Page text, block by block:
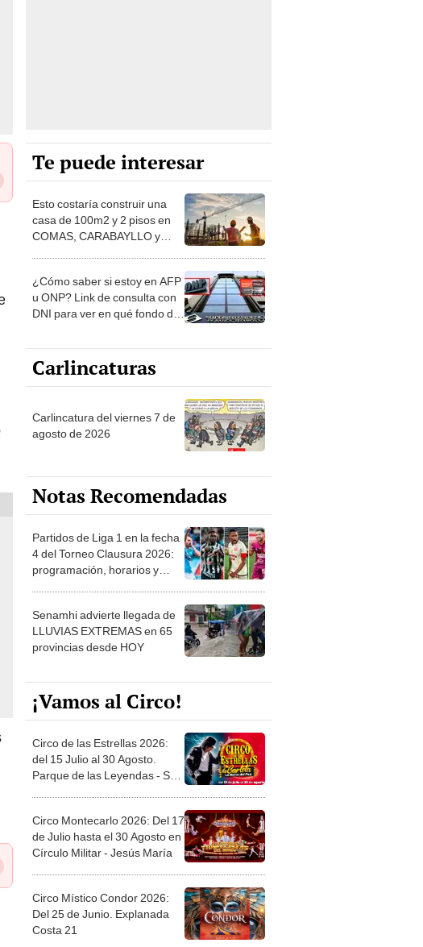
Te puede interesar
Esto costaría construir una
casa de 100m2 y 2 pisos en
COMAS, CARABAYLLO y
otros distritos de LIMA
¿Cómo saber si estoy en AFP
u ONP? Link de consulta con
DNI para ver en qué fondo de
pensiones estás
Carlincaturas
agosto de 2026
Notas Recomendadas
Partidos de Liga 1 en la fecha
4 del Torneo Clausura 2026:
programación, horarios y
dónde ver
Senamhi advierte llegada de
LLUVIAS EXTREMAS en 65
provincias desde HOY
¡Vamos al Circo!
Circo de las Estrellas 2026:
del 15 Julio al 30 Agosto.
Parque de las Leyendas - San
Miguel
Circo Montecarlo 2026: Del 17
de Julio hasta el 30 Agosto en
Círculo Militar - Jesús María
Circo Místico Condor 2026:
Del 25 de Junio. Explanada
Costa 21